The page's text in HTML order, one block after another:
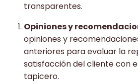
transparentes.
Opiniones y
opiniones y
anteriores para evaluar la
satisfacción del cliente con
tapicero.